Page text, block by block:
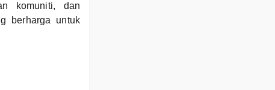
komuniti, dan
berharga untuk